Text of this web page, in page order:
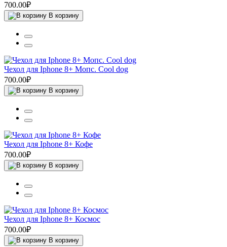
700.00₽
В корзину
Чехол для Iphone 8+ Мопс. Cool dog
700.00₽
В корзину
Чехол для Iphone 8+ Кофе
700.00₽
В корзину
Чехол для Iphone 8+ Космос
700.00₽
В корзину